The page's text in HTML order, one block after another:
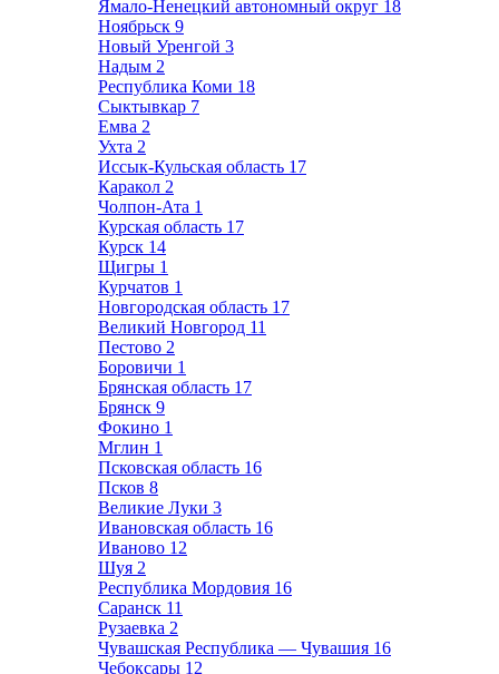
Ямало-Ненецкий автономный округ 18
Ноябрьск 9
Новый Уренгой 3
Надым 2
Республика Коми 18
Сыктывкар 7
Емва 2
Ухта 2
Иссык-Кульская область 17
Каракол 2
Чолпон-Ата 1
Курская область 17
Курск 14
Щигры 1
Курчатов 1
Новгородская область 17
Великий Новгород 11
Пестово 2
Боровичи 1
Брянская область 17
Брянск 9
Фокино 1
Мглин 1
Псковская область 16
Псков 8
Великие Луки 3
Ивановская область 16
Иваново 12
Шуя 2
Республика Мордовия 16
Саранск 11
Рузаевка 2
Чувашская Республика — Чувашия 16
Чебоксары 12